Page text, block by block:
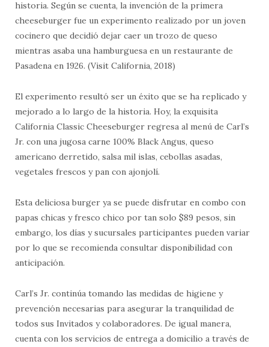
historia. Según se cuenta, la invención de la primera
cheeseburger fue un experimento realizado por un joven
cocinero que decidió dejar caer un trozo de queso
mientras asaba una hamburguesa en un restaurante de
Pasadena en 1926. (Visit California, 2018)
El experimento resultó ser un éxito que se ha replicado y
mejorado a lo largo de la historia. Hoy, la exquisita
California Classic Cheeseburger regresa al menú de Carl’s
Jr. con una jugosa carne 100% Black Angus, queso
americano derretido, salsa mil islas, cebollas asadas,
vegetales frescos y pan con ajonjolí.
Esta deliciosa burger ya se puede disfrutar en combo con
papas chicas y fresco chico por tan solo $89 pesos, sin
embargo, los días y sucursales participantes pueden variar
por lo que se recomienda consultar disponibilidad con
anticipación.
Carl’s Jr. continúa tomando las medidas de higiene y
prevención necesarias para asegurar la tranquilidad de
todos sus Invitados y colaboradores. De igual manera,
cuenta con los servicios de entrega a domicilio a través de